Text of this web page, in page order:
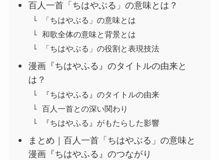
百人一首「ちはやぶる」の意味とは？
「ちはやぶる」の意味とは
和歌全体の意味と背景とは
「ちはやぶる」の役割と表現技法
漫画『ちはやふる』のタイトルの由来と
は？
『ちはやふる』のタイトルの由来
百人一首との深い関わり
『ちはやふる』がもたらした影響
まとめ｜百人一首「ちはやぶる」の意味と
漫画『ちはやふる』のつながり